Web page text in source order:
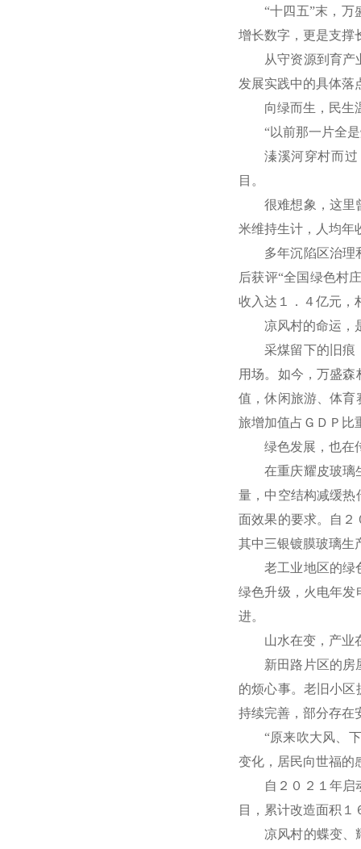
“十四五”末，
增长数字，更是支撑
从守资源到育
发展实践中的具体落
向绿而生，民生
“以前那一片全
溱溪河穿村而
目。
很难想象，这里
米维持生计，人均年
多年沉陷区治理
后获评“全国绿色村
收入达１．４亿元，
凉风村的命运，
采煤留下的旧痕
用场。如今，万盛
值，休闲旅游、体育
旅增加值占ＧＤＰ比
绿色发展，也在
在重庆耀皮玻璃
量，中空结构减缓热
面效果的要求。自２
其中三银镀膜玻璃生
老工业地区的绿
绿色升级，火电年发
进。
山水在变，产业
新田路片区的房
的烦心事。老旧小
持续完善，部分存在
“原来吹大风、
变化，居民向世福的
自２０２１年
目，累计改造面积
凉风村的蝶变、